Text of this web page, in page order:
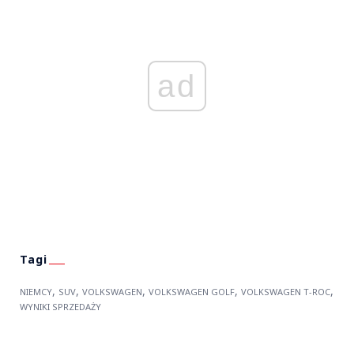
ad
NIEMCY, SUV, VOLKSWAGEN, VOLKSWAGEN GOLF, VOLKSWAGEN T-ROC,
WYNIKI SPRZEDAŻY